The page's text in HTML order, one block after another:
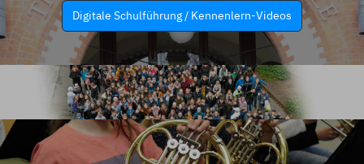
Digitale Schulführung / Kennenlern-Videos